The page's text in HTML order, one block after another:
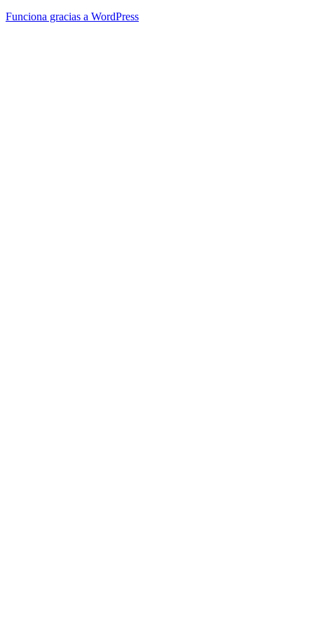
Funciona gracias a WordPress